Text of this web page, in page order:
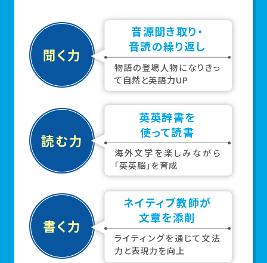
聞く力
音源聞き取り・
音読の繰り返し
物語の登場人物になりきっ
て自然と英語力UP
読む力
英英辞書を
使って読書
海外文学を楽しみながら
「英英脳」を育成
書く力
ネイティブ教師が
文章を添削
ライティングを通じて文法
力と表現力を向上